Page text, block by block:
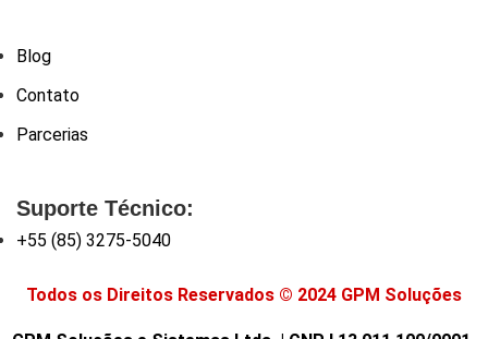
Blog
Contato
Parcerias
Suporte Técnico:
+55 (85) 3275-5040
Todos os Direitos Reservados © 2024 GPM Soluções